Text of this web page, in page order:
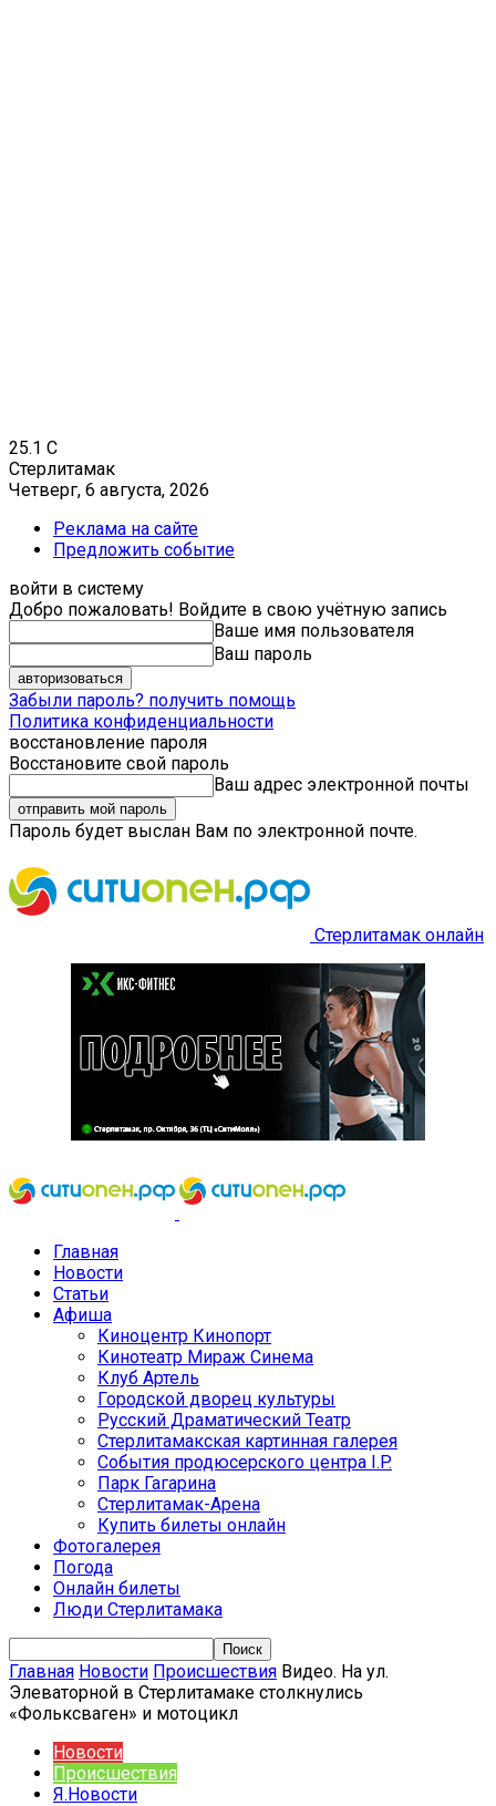
25.1 C
Стерлитамак
Четверг, 6 августа, 2026
Реклама на сайте
Предложить событие
войти в систему
Добро пожаловать! Войдите в свою учётную запись
Ваше имя пользователя
Ваш пароль
Забыли пароль? получить помощь
Политика конфиденциальности
восстановление пароля
Восстановите свой пароль
Ваш адрес электронной почты
Пароль будет выслан Вам по электронной почте.
Стерлитамак онлайн
Главная
Новости
Статьи
Афиша
Киноцентр Кинопорт
Кинотеатр Мираж Синема
Клуб Артель
Городской дворец культуры
Русский Драматический Театр
Стерлитамакская картинная галерея
События продюсерского центра I.P.
Парк Гагарина
Стерлитамак-Арена
Купить билеты онлайн
Фотогалерея
Погода
Онлайн билеты
Люди Стерлитамака
Главная Новости Происшествия Видео. На ул.
Элеваторной в Стерлитамаке столкнулись
«Фольксваген» и мотоцикл
Новости
Происшествия
Я.Новости